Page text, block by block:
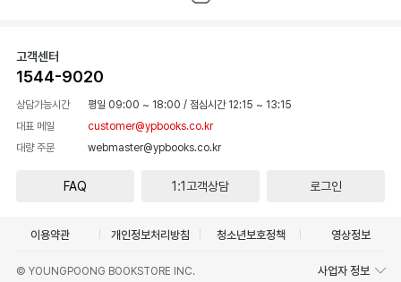
고객센터
1544-9020
상담가능시간 평일 09:00 ~ 18:00 / 점심시간 12:15 ~ 13:15
대표 메일
customer@ypbooks.co.kr
대량 주문
webmaster@ypbooks.co.kr
FAQ 1:1고객상담 로그인
이용약관 개인정보처리방침 청소년보호정책 영상정보
© YOUNGPOONG BOOKSTORE INC. 사업자 정보